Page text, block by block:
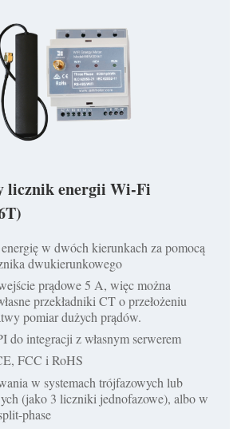
licznik energii Wi-Fi
w dwóch kierunkach za pomocą
dwukierunkowego
prądowe 5 A, więc można
przekładniki CT o przełożeniu
pomiar dużych prądów.
do integracji z własnym serwerem
FCC i RoHS
w systemach trójfazowych lub
(jako 3 liczniki jednofazowe), albo w
phase